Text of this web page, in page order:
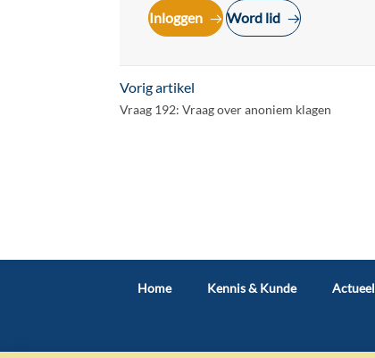
Inloggen Word lid
Vorig artikel
Vraag 192: Vraag over anoniem klagen
Home Kennis & Kunde Actueel